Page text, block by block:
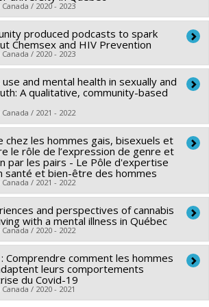
Instituts de recherche en santé du
Subvention de formation
/ 2020 - 2023
Ferlatte
Frohlich ,Grégory Moullec
,Jorge Florès-Aranda
Conseil de recherches en sciences
produced podcasts to spark
Chemsex and HIV Prevention
/ 2020 - 2023
Ferlatte
Frohlich,Mathieu Goyette
,Daniel Grace,
Blanchette
Instituts de recherche en santé du
Subvention catalyseur
and mental health in sexually and
A qualitative, community-based
/ 2021 - 2022
Haines-Saah
Séguin,Natalie Castellanos Ryan,
,Olivier Ferlatte,Nicholas Chadi
de la santé mentale du
Subvention catalyseur
chez les hommes gais, bisexuels et
le rôle de l’expression de genre et
par les pairs - Le Pôle d'expertise
santé et bien-être des hommes
/ 2021 - 2022
Olivier Ferlatte
Houle
Ministère de la Santé et des
and perspectives of cannabis
with a mental illness in Québec
/ 2020 - 2022
de la santé mentale du
Comprendre comment les hommes
leurs comportements
du Covid-19
/ 2020 - 2021